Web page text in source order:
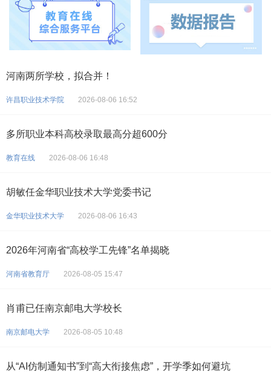
河南两所学校，拟合并！
许昌职业技术学院 2026-08-06 16:52
多所职业本科高校录取最高分超600分
教育在线 2026-08-06 16:48
胡敏任金华职业技术大学党委书记
金华职业技术大学 2026-08-06 16:43
2026年河南省“高校学工先锋”名单揭晓
河南省教育厅 2026-08-05 15:47
肖甫已任南京邮电大学校长
南京邮电大学 2026-08-05 10:48
从“AI仿制通知书”到“高大衔接焦虑”，开学季如何避坑